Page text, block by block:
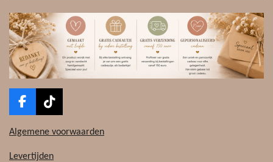
F
c
b
T
k
o
Algemene voorwaarden
Levertijden